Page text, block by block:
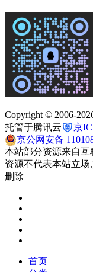
Copyright © 2006-
托管于腾讯云
京
京公网安备
本站部分资源来自
资源不代表本站立
删除
首页